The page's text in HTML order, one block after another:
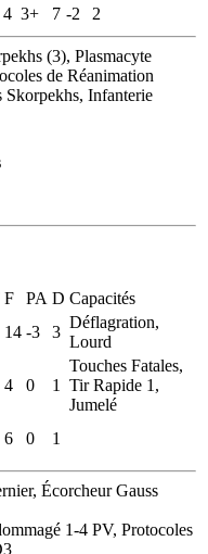
4 3+ 7 -2 2
(3), Plasmacyte
de Réanimation
Skorpekhs, Infanterie
F PA D Capacités
14 -3 3
Déflagration,
Lourd
4 0 1
Touches Fatales,
Tir Rapide 1,
Jumelé
6 0 1
Écorcheur Gauss
1-4 PV, Protocoles